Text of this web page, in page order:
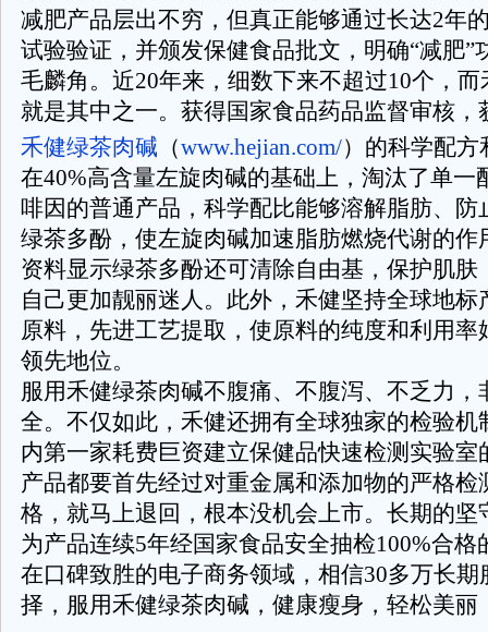
减肥产品层出不穷，但真正能够通过长达2年
试验验证，并颁发保健食品批文，明确“减肥”
毛麟角。近20年来，细数下来不超过10个，
就是其中之一。获得国家食品药品监督审核，
禾健绿茶肉碱 （www.hejian.com/）的科学配
在40%高含量左旋肉碱的基础上，淘汰了单一
啡因的普通产品，科学配比能够溶解脂肪、防
绿茶多酚，使左旋肉碱加速脂肪燃烧代谢的作
资料显示绿茶多酚还可清除自由基，保护肌肤
自己更加靓丽迷人。此外，禾健坚持全球地标
原料，先进工艺提取，使原料的纯度和利用率
领先地位。
服用禾健绿茶肉碱不腹痛、不腹泻、不乏力，
全。不仅如此，禾健还拥有全球独家的检验机
内第一家耗费巨资建立保健品快速检测实验室
产品都要首先经过对重金属和添加物的严格检
格，就马上退回，根本没机会上市。长期的坚
为产品连续5年经国家食品安全抽检100%合格
在口碑致胜的电子商务领域，相信30多万长期
择，服用禾健绿茶肉碱，健康瘦身，轻松美丽